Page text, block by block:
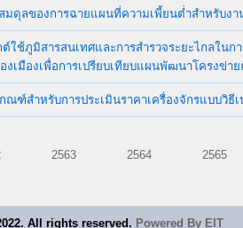
มดุลของการฉายแผนที่ความเพี้ยนต่ำสำหรับงา
ต์ใช้ภูมิสารสนเทศและการสำรวจระยะไกลใน
งเมืองเพื่อการเปรียบเทียบแผนพัฒนาโครงข่า
กณฑ์สำหรับการประเมินราคาเครื่องจักรแบบวิธี
2563 2564 2565
All rights reserved. Powered By EIT